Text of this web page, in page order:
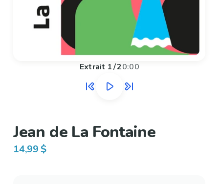
Extrait 1/20:00
Jean de La Fontaine
14,99 $